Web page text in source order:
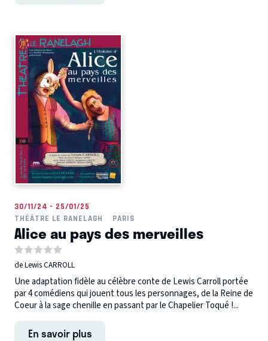
30/11/24 - 25/01/25
THÉÂTRE LE RANELAGH
PARIS
Alice au pays des merveilles
de Lewis CARROLL
Une adaptation fidèle au célèbre conte de Lewis Carroll portée
par 4 comédiens qui jouent tous les personnages, de la Reine de
Coeur à la sage chenille en passant par le Chapelier Toqué !...
En savoir plus